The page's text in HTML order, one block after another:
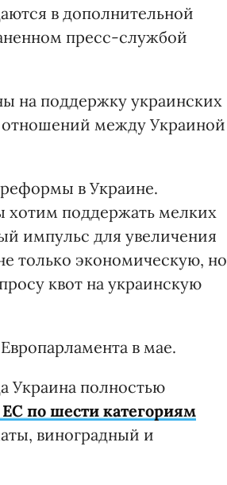
в дополнительной
пресс-службой
на поддержку украинских
между Украиной
в Украине.
хотим поддержать мелких
импульс для увеличения
только экономическую, но
квот на украинскую
в мае.
Украина полностью
по шести категориям
виноградный и